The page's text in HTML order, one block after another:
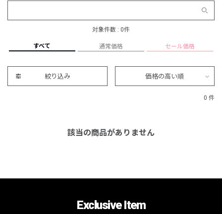
対象件数 : 0件
すべて 通常価格 セール価格
絞り込み 価格の高い順
0 件
該当の商品がありません
Exclusive Item